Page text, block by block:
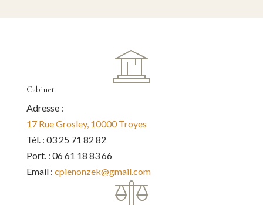
Cabinet
Adresse :
17 Rue Grosley, 10000 Troyes
Tél. : 03 25 71 82 82
Port. : 06 61 18 83 66
Email : cpienonzek@gmail.com